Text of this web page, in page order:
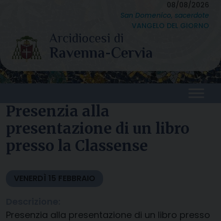
content
08/08/2026
San Domenico, sacerdote
VANGELO DEL GIORNO
Presenzia alla
presentazione di un libro
presso la Classense
VENERDÌ 15 FEBBRAIO
Presenzia alla presentazione di un libro presso